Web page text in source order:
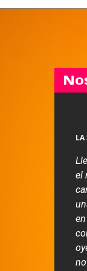
LA
el